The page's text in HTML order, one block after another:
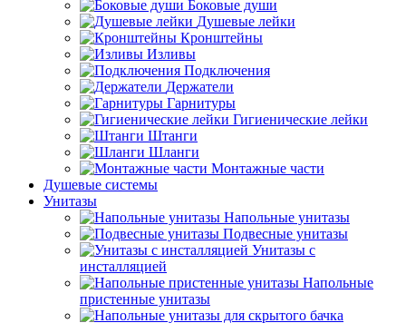
Боковые души
Душевые лейки
Кронштейны
Изливы
Подключения
Держатели
Гарнитуры
Гигиенические лейки
Штанги
Шланги
Монтажные части
Душевые системы
Унитазы
Напольные унитазы
Подвесные унитазы
Унитазы с
инсталляцией
Напольные
пристенные унитазы